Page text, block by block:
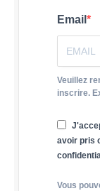
Email
Veuillez
inscrire.
avoir pris
Vous